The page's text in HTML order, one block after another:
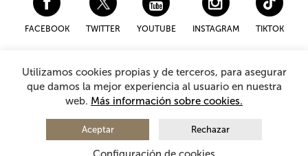
FACEBOOK TWITTER YOUTUBE INSTAGRAM TIKTOK
Disclaimer and privacy policy
Cookies Policy
General Terms and Conditions for purchasing
© 2026 - Teatro Arriaga AntzokiaAll rights reserved
Utilizamos cookies propias y de terceros, para asegurar
que damos la mejor experiencia al usuario en nuestra
web. Más información sobre cookies.
Aceptar Rechazar